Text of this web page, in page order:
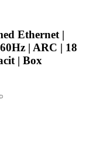
Ethernet |
| ARC | 18
| Box